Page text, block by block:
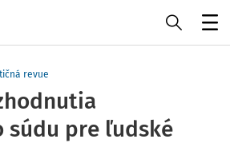
revue
súdu pre ľudské